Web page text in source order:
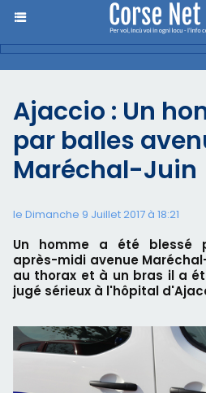
Ajaccio : Un
par balles
Maréchal-Juin
le Dimanche 9 Juillet 2017 à 18:21
Un homme a été blessé
après-midi avenue
au thorax et à un bras il a
jugé sérieux à l'hôpital